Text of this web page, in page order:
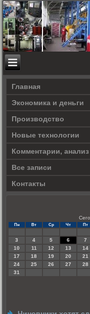
Главная
Экономика и деньги
Производство
Новые технологии
Комментарии, анализ
Все записи
Контакты
Пн Вт Ср Чт Пт
3
4 5 6 7
10
11 12 13 14
17
18 19 20 21
24
25 26 27 28
31